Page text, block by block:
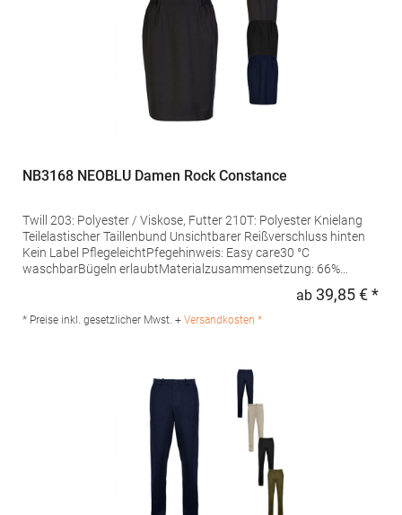
NB3168 NEOBLU Damen Rock Constance
Twill 203: Polyester / Viskose, Futter 210T: Polyester Knielang
Teilelastischer Taillenbund Unsichtbarer Reißverschluss hinten
Kein Label PflegeleichtPfegehinweis: Easy care30 °C
waschbarBügeln erlaubtMaterialzusammensetzung: 66%
FRANCE SAS, 92 Rue Réaumur, 75002 Paris, Frankreich, E-Mail:
ab 39,85 € *
* Preise inkl. gesetzlicher Mwst. + Versandkosten *